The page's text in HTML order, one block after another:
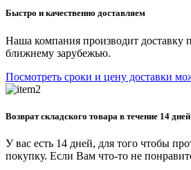
Быстро и качественно доставляем
Наша компания производит доставку
ближнему зарубежью.
Посмотреть сроки и цену доставки
Возврат складского товара в течение 14 дней
У вас есть 14 дней, для того чтобы
покупку. Если Вам что-то не